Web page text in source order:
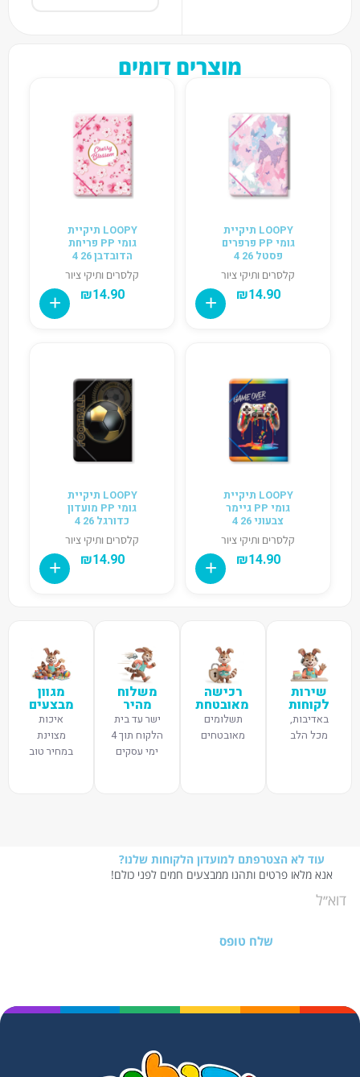
מוצרים דומים
LOOPY תיקיית
גומי PP פרפרים
פסטל 26 4
קלסרים ותיקי ציור
₪14.90
LOOPY תיקיית
גומי PP פריחת
הדובדבן 26 4
קלסרים ותיקי ציור
₪14.90
LOOPY תיקיית
גומי PP גיימר
צבעוני 26 4
קלסרים ותיקי ציור
₪14.90
LOOPY תיקיית
גומי PP מועדון
כדורגל 26 4
קלסרים ותיקי ציור
₪14.90
שירות
לקוחות
באדיבות,
מכל הלב
רכישה
מאובטחת
תשלומים
מאובטחים
משלוח
מהיר
ישר עד בית
הלקוח תוך 4
ימי עסקים
מגוון
מבצעים
איכות
מצוינת
במחיר טוב
עוד לא הצטרפתם למועדון הלקוחות שלנו?
אנא מלאו פרטים ותהנו ממבצעים חמים לפני כולם!
שלח טופס